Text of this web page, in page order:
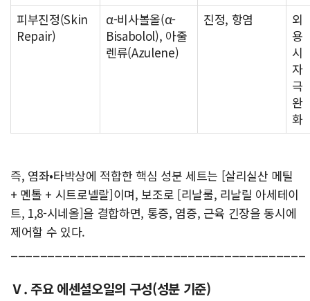
피부진정(Skin
Repair)
α-비사볼올(α-
Bisabolol), 아줄
렌류(Azulene)
진정, 항염
외
용
시
자
극
완
화
즉, 염좌•타박상에 적합한 핵심 성분 세트는 [살리실산 메틸
+ 멘톨 + 시트로넬랄]이며, 보조로 [리날룰, 리날릴 아세테이
트, 1,8-시네올]을 결합하면, 통증, 염증, 근육 긴장을 동시에
제어할 수 있다.
Ⅴ. 주요 에센셜오일의 구성(성분 기준)